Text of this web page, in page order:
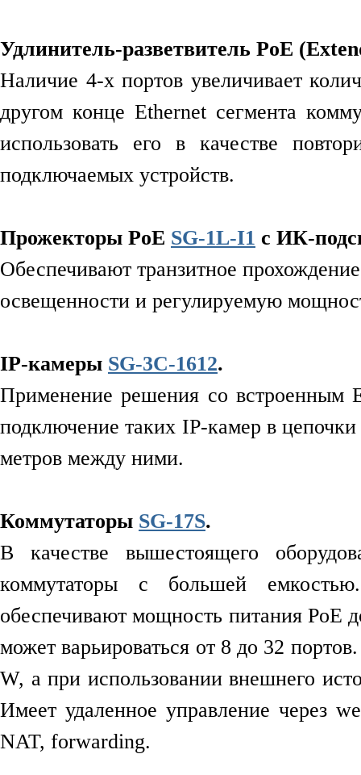
Удлинитель-разветвитель PoE
Наличие 4-х портов увеличивает
другом конце Ethernet сегмента
использовать его в качестве
подключаемых устройств.
Прожекторы PoE SG-1L-I1 с ИК-
Обеспечивают транзитное
освещенности и регулируемую
IP-камеры SG-3C-1612.
Применение решения со встроенным
подключение таких IP-камер в
метров между ними.
Коммутаторы SG-17S.
В качестве вышестоящего
коммутаторы с большей
обеспечивают мощность питания PoE
может варьироваться от 8 до 32
W, а при использовании внешнего
Имеет удаленное управление через
NAT, forwarding.